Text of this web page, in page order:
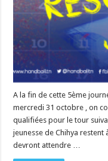
A la fin de cette 5ème
mercredi 31 octobre , on
qualifiées pour le tour
jeunesse de Chihya
devront attendre …